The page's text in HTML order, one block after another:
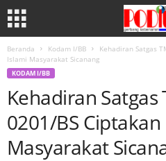
Beranda Kodam I/BB
Kehadiran Satgas
Islami Masyarakat Sicanang
KODAM I/BB
Kehadiran
0201/BS
Masyarakat